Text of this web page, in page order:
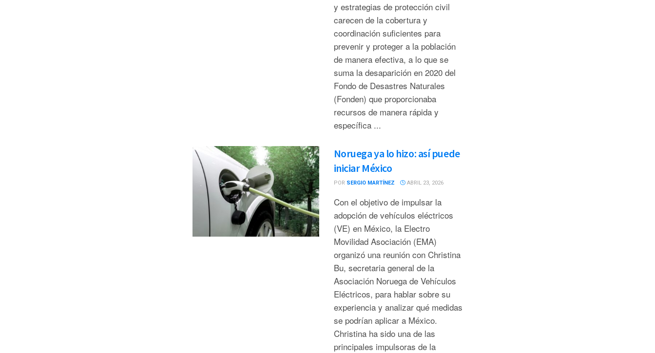
y estrategias de protección civil
carecen de la cobertura y
coordinación suficientes para
prevenir y proteger a la población
de manera efectiva, a lo que se
suma la desaparición en 2020 del
Fondo de Desastres Naturales
(Fonden) que proporcionaba
recursos de manera rápida y
específica ...
Noruega ya lo hizo: así puede
iniciar México
POR SERGIO MARTÍNEZ ABRIL 23, 2026
Con el objetivo de impulsar la
adopción de vehículos eléctricos
(VE) en México, la Electro
Movilidad Asociación (EMA)
organizó una reunión con Christina
Bu, secretaria general de la
Asociación Noruega de Vehículos
Eléctricos, para hablar sobre su
experiencia y analizar qué medidas
se podrían aplicar a México.
Christina ha sido una de las
principales impulsoras de la